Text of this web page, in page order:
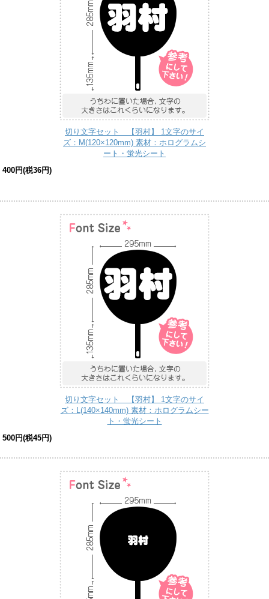
切り文字セット 【羽村】 1文字のサイ
ズ：M(120×120mm) 素材：ホログラムシ
ート・蛍光シート
400円(税36円)
切り文字セット 【羽村】 1文字のサイ
ズ：L(140×140mm) 素材：ホログラムシー
ト・蛍光シート
500円(税45円)